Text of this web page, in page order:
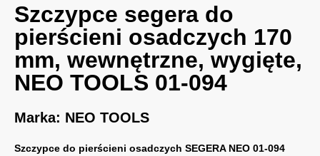
Szczypce segera do
pierścieni osadczych 170
mm, wewnętrzne, wygięte,
NEO TOOLS 01-094
Marka: NEO TOOLS
Szczypce do pierścieni osadczych SEGERA NEO 01-094